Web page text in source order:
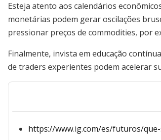
Esteja atento aos calendários
monetárias podem gerar oscilações
pressionar preços de commodities, por
Finalmente, invista em educação
de traders experientes podem acelerar
https://www.ig.com/es/futuros/